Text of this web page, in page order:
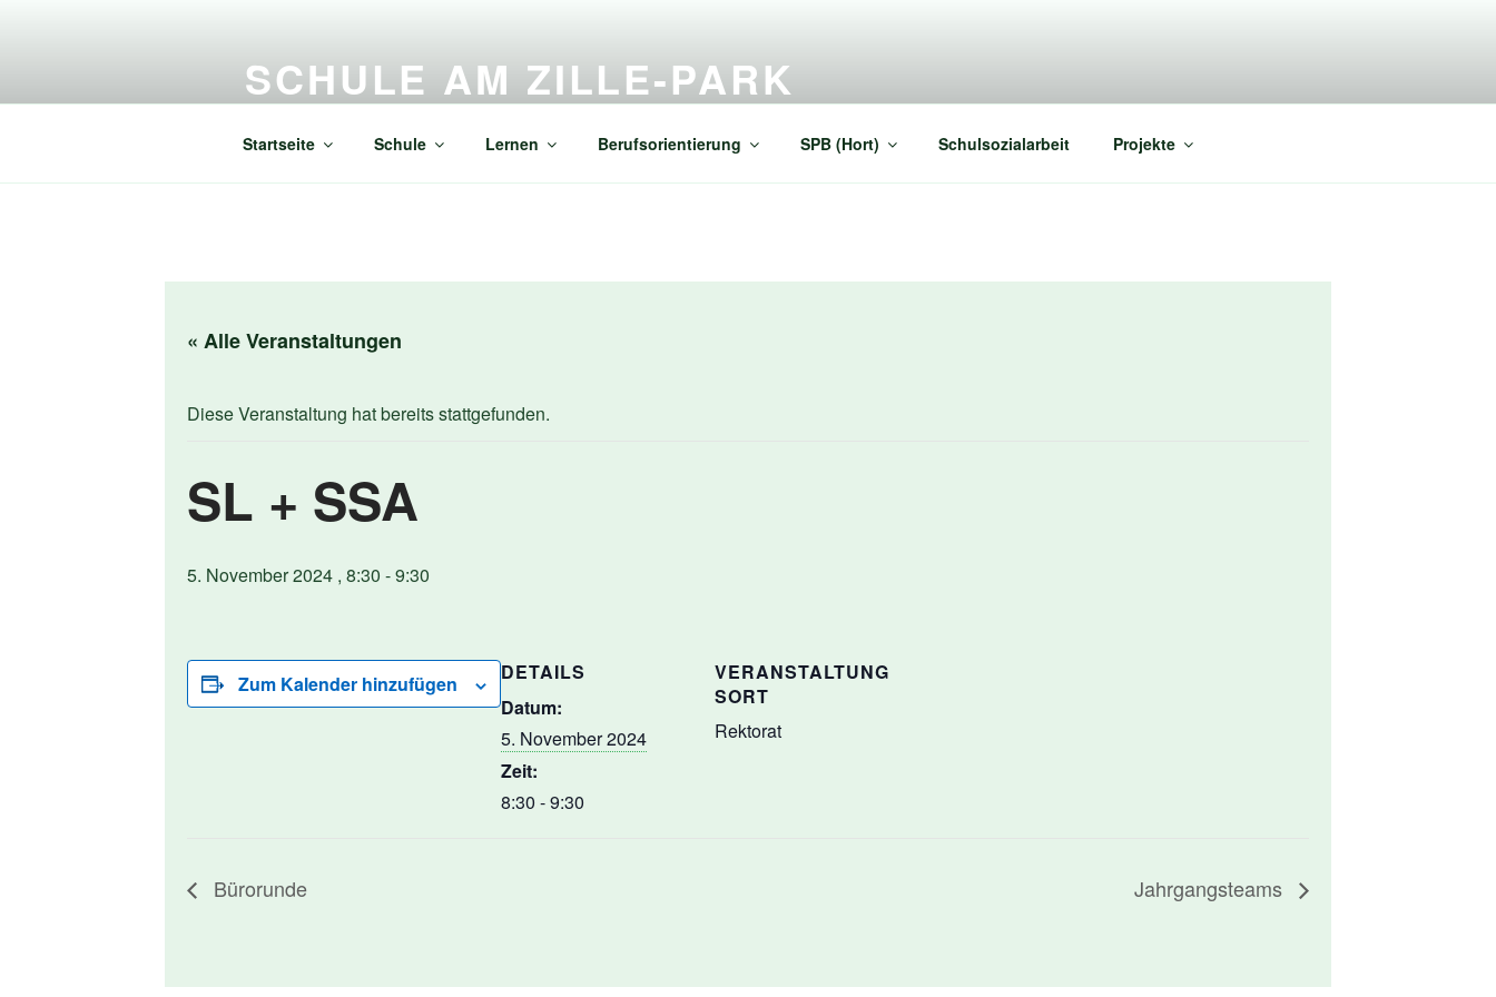
SCHULE AM ZILLE-PARK
Startseite Schule Lernen Berufsorientierung SPB (Hort) Schulsozialarbeit Projekte
« Alle Veranstaltungen
Diese Veranstaltung hat bereits stattgefunden.
SL + SSA
5. November 2024 , 8:30 -9:30
Zum Kalender hinzufügen
DETAILS
Datum:
5. November 2024
Zeit:
8:30 - 9:30
VERANSTALTUNG
SORT
Rektorat
Bürorunde Jahrgangsteams